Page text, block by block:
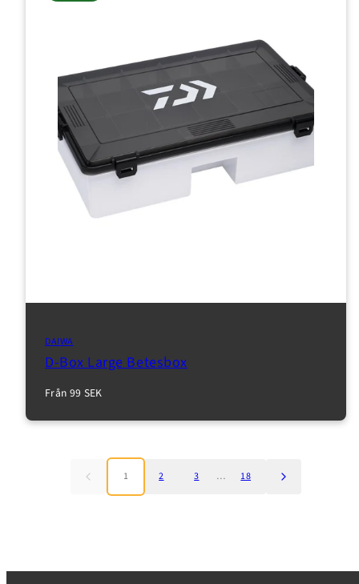
DAIWA
D-Box Large Betesbox
Normalpris
Från 99 SEK
1 2 3 … 18